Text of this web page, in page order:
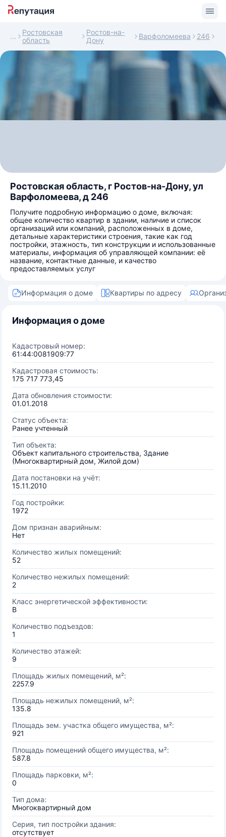
Ростовская
область
Ростов-на-
Дону
Варфоломеева 246
Ростовская область, г Ростов-на-Дону, ул
Варфоломеева, д 246
Получите подробную информацию о доме, включая:
общее количество квартир в здании, наличие и список
организаций или компаний, расположенных в доме,
детальные характеристики строения, такие как год
постройки, этажность, тип конструкции и использованные
материалы, информация об управляющей компании: её
название, контактные данные, и качество
предоставляемых услуг
Информация о доме Квартиры по адресу
Информация о доме
Кадастровый номер:
61:44:0081909:77
Кадастровая стоимость:
175 717 773,45
Дата обновления стоимости:
01.01.2018
Статус объекта:
Ранее учтенный
Тип объекта:
Объект капитального строительства, Здание
(Многоквартирный дом, Жилой дом)
Дата постановки на учёт:
15.11.2010
Год постройки:
1972
Дом признан аварийным:
Нет
Количество жилых помещений:
52
Количество нежилых помещений:
2
Класс энергетической эффективности:
B
Количество подъездов:
1
Количество этажей:
9
Площадь жилых помещений, м²:
2257.9
Площадь нежилых помещений, м²:
135.8
Площадь зем. участка общего имущества, м²:
921
Площадь помещений общего имущества, м²:
587.8
Площадь парковки, м²:
0
Тип дома:
Многоквартирный дом
Серия, тип постройки здания:
отсутствует